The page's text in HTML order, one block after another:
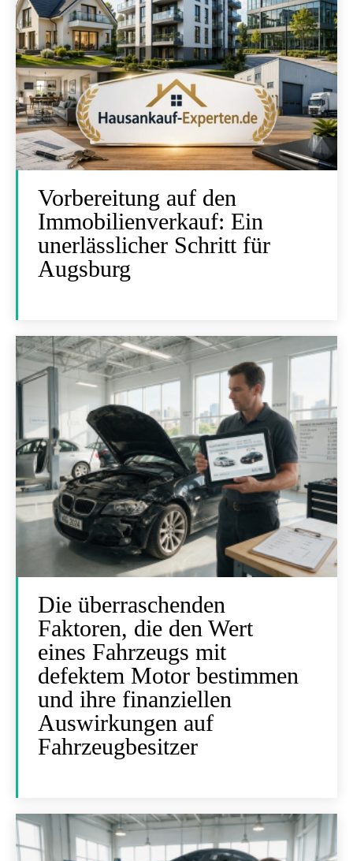
Vorbereitung auf den
Immobilienverkauf: Ein
unerlässlicher Schritt für
Augsburg
Die überraschenden
Faktoren, die den Wert
eines Fahrzeugs mit
defektem Motor bestimmen
und ihre finanziellen
Auswirkungen auf
Fahrzeugbesitzer